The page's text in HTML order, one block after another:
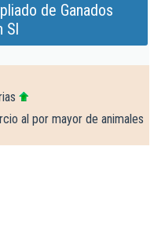
de Ganados
Sl
al por mayor de animales